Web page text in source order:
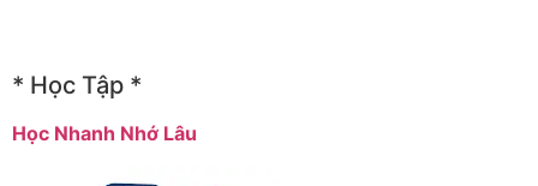
* Học Tập *
Học Nhanh Nhớ Lâu